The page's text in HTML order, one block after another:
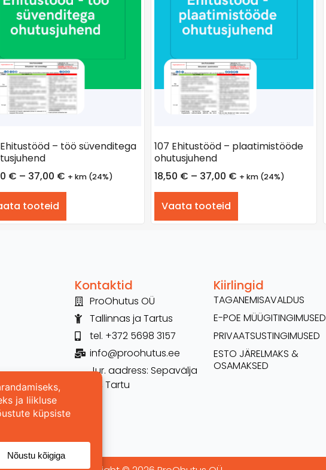
Ehitustööd – töö süvenditega
€ – 37,00 € + km (24%)
tooteid
107 Ehitustööd – plaatimistööde
ohutusjuhend
18,50 € – 37,00 € + km (24%)
Vaata tooteid
Kontaktid
ProOhutus OÜ
Tallinnas ja Tartus
tel. +372 5698 3157
info@proohutus.ee
Jur. aadress: Sepavälja
26, Tartu
Kiirlingid
TAGANEMISAVALDUS
E-POE MÜÜGITINGIMUSED
PRIVAATSUSTINGIMUSED
ESTO JÄRELMAKS &
OSAMAKSED